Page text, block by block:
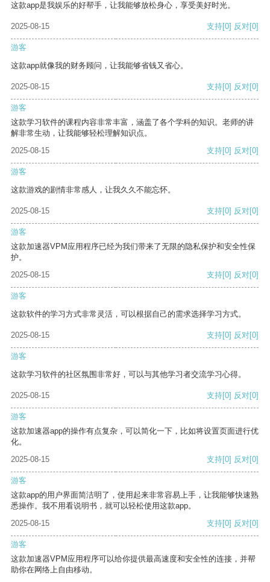
这款app是我娱乐的好帮手，让我能够放松身心，享受美好时光。
2025-08-15 支持[0] 反对[0]
游客
这款app就像我的财务顾问，让我能够省钱又省心。
2025-08-15 支持[0] 反对[0]
游客
这款学习软件的课程内容非常丰富，涵盖了各个学科的知识。老师的讲
解非常生动，让我能够轻松理解知识点。
2025-08-15
支持[0] 反对[0]
游客
这款游戏的剧情非常感人，让我久久不能忘怀。
2025-08-15 支持[0] 反对[0]
游客
这款加速器VPM应用程序已经为我们带来了无限的隐私保护和安全性保
护。
2025-08-15
支持[0] 反对[0]
游客
这款软件的学习方式非常灵活，可以根据自己的需求选择学习方式。
2025-08-15 支持[0] 反对[0]
游客
这款学习软件的社区氛围非常好，可以与其他学习者交流学习心得。
2025-08-15 支持[0] 反对[0]
游客
这款加速器app的操作有点复杂，可以简化一下，比如将设置页面进行优
化。
2025-08-15
支持[0] 反对[0]
游客
这款app的用户界面简洁明了，使用起来非常容易上手，让我能够快速熟
悉操作。我不用看说明书，就可以轻松使用这款app。
2025-08-15
支持[0] 反对[0]
游客
这款加速器VPM应用程序可以给你提供最高速度和安全性的连接，并帮
助你在网络上自由移动。